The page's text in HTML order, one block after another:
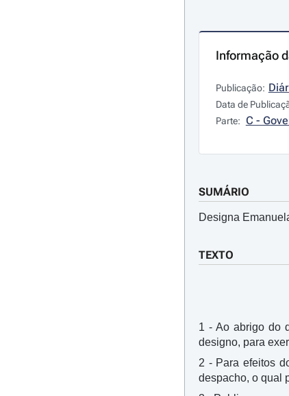
Informação
Publicação:
Data de
Parte: C -
SUMÁRIO
Designa
TEXTO
1 - Ao abrigo do
designo, para
2 - Para efeitos
despacho, o qual